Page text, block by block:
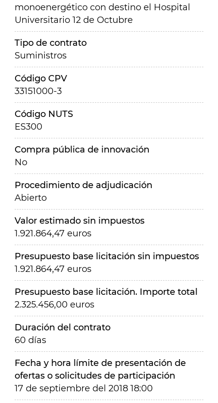
monoenergético con destino el Hospital
Universitario 12 de Octubre
Tipo de contrato
Suministros
Código CPV
33151000-3
Código NUTS
ES300
Compra pública de innovación
No
Procedimiento de adjudicación
Abierto
Valor estimado sin impuestos
1.921.864,47 euros
Presupuesto base licitación sin impuestos
1.921.864,47 euros
Presupuesto base licitación. Importe total
2.325.456,00 euros
Duración del contrato
60 días
Fecha y hora límite de presentación de
ofertas o solicitudes de participación
17 de septiembre del 2018 18:00